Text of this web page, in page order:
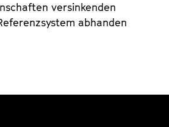
versinkenden
abhanden